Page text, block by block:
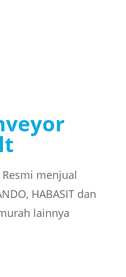
Resmi menjual
HABASIT dan
lainnya